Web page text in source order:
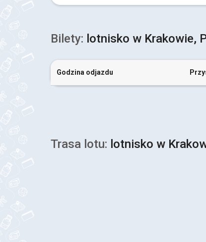
Bilety: lotnisko w Krakowie,
Godzina odjazdu
Trasa lotu: lotnisko w